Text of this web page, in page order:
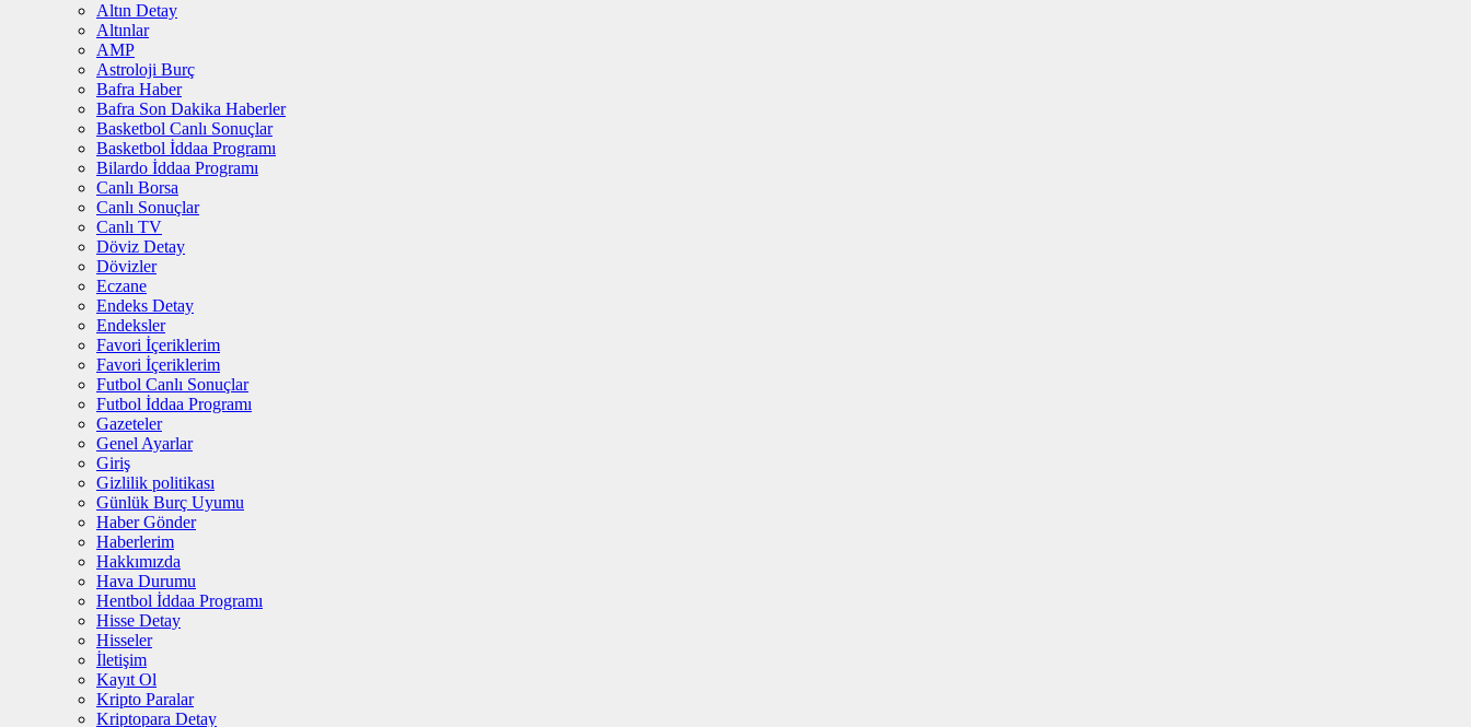
Altın Detay
Altınlar
AMP
Astroloji Burç
Bafra Haber
Bafra Son Dakika Haberler
Basketbol Canlı Sonuçlar
Basketbol İddaa Programı
Bilardo İddaa Programı
Canlı Borsa
Canlı Sonuçlar
Canlı TV
Döviz Detay
Dövizler
Eczane
Endeks Detay
Endeksler
Favori İçeriklerim
Favori İçeriklerim
Futbol Canlı Sonuçlar
Futbol İddaa Programı
Gazeteler
Genel Ayarlar
Giriş
Gizlilik politikası
Günlük Burç Uyumu
Haber Gönder
Haberlerim
Hakkımızda
Hava Durumu
Hentbol İddaa Programı
Hisse Detay
Hisseler
İletişim
Kayıt Ol
Kripto Paralar
Kriptopara Detay